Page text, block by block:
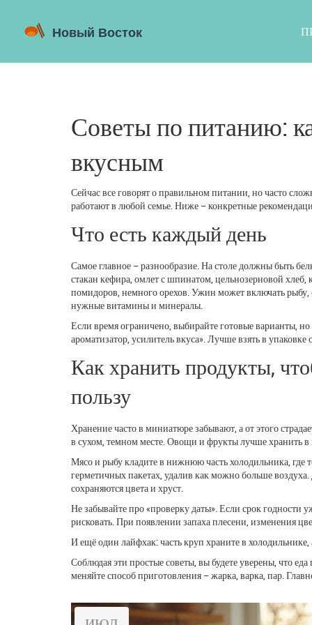
Советы по питанию:
вкусным
Сейчас все говорят о правильном питании, но часто
работают в любой семье. Ниже – конкретные
Что есть каждый день
Самое главное – разнообразие. На столе должны быть
стакан кефира, омлет с шпинатом, цельнозерновой хлеб,
помидоров, немного орехов. Ужин может включать
нужные витамины и минералы.
Если время ограничено, выбирайте готовые варианты,
ароматизатор, усилитель вкуса». Лучше взять в
Как хранить продукты,
пользу
Хранение часто в миниатюре забывают, а от этого
в сухом, темном месте. Овощи и фрукты лучше хранить
Мясо и рыбу кладите в нижнюю часть холодильника, где
герметичных пакетах, удалив как можно больше
сохраняются цвета и хруст.
Не забывайте про «проверку даты». Если срок
рисковать. При появлении запаха плесени, изменения
И ещё один лайфхак: часть круп храните в
Соблюдая эти простые советы, вы будете уверены, что
меняйте способ приготовления – жарка, варка, пар.